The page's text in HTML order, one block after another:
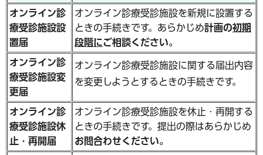
オンライン診
療受診施設設
置届
オンライン診療受診施設を新規に設置する
ときの手続きです。あらかじめ計画の初期
段階にご相談ください。
オンライン診
療受診施設変
更届
オンライン診療受診施設に関する届出内容
を変更しようとするときの手続きです。
オンライン診
療受診施設休
止・再開届
オンライン診療受診施設を休止・再開する
ときの手続きです。提出の際はあらかじめ
お問合わせください。